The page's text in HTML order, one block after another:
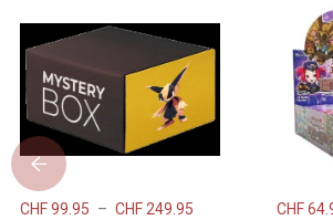
CHF99.95 – CHF249.95
CHF